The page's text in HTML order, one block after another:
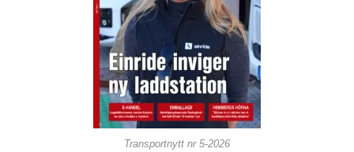
Transportnytt nr 5-2026